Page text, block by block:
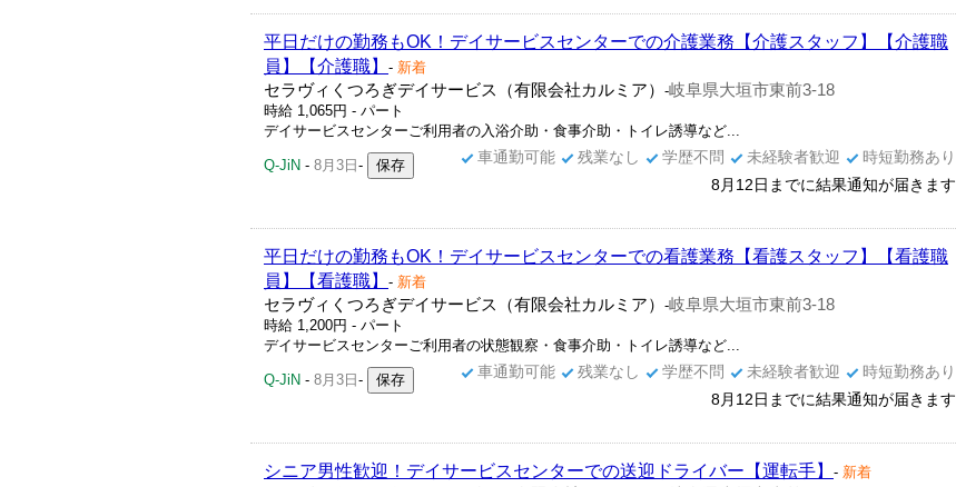
平日だけの勤務もOK！デイサービスセンターでの介護業務【介護スタッフ】【介護職
員】【介護職】 - 新着
セラヴィくつろぎデイサービス（有限会社カルミア） -岐阜県大垣市東前3-18
時給 1,065円 - パート
デイサービスセンターご利用者の入浴介助・食事介助・トイレ誘導など...
Q-JiN - 8月3日 - 車通勤可能 残業なし 学歴不問 未経験者歓迎
時短勤務あり
8月12日までに結果通知が届きます
平日だけの勤務もOK！デイサービスセンターでの看護業務【看護スタッフ】【看護職
員】【看護職】 - 新着
セラヴィくつろぎデイサービス（有限会社カルミア） -岐阜県大垣市東前3-18
時給 1,200円 - パート
デイサービスセンターご利用者の状態観察・食事介助・トイレ誘導など...
Q-JiN - 8月3日 - 車通勤可能 残業なし 学歴不問 未経験者歓迎
時短勤務あり
8月12日までに結果通知が届きます
シニア男性歓迎！デイサービスセンターでの送迎ドライバー【運転手】 - 新着